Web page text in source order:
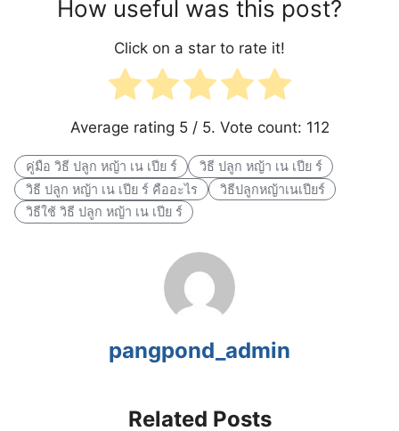
How useful was this post?
Click on a star to rate it!
Average rating 5/ 5. Vote count: 112
คู่มือ วิธี ปลูก หญ้า เน เปีย ร์
วิธี ปลูก หญ้า เน เปีย ร์
วิธี ปลูก หญ้า เน เปีย ร์ คืออะไร
วิธีปลูกหญ้าเนเปียร์
วิธีใช้ วิธี ปลูก หญ้า เน เปีย ร์
pangpond_admin
Related Posts